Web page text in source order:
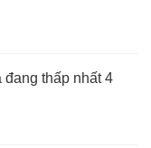
thấp nhất 4